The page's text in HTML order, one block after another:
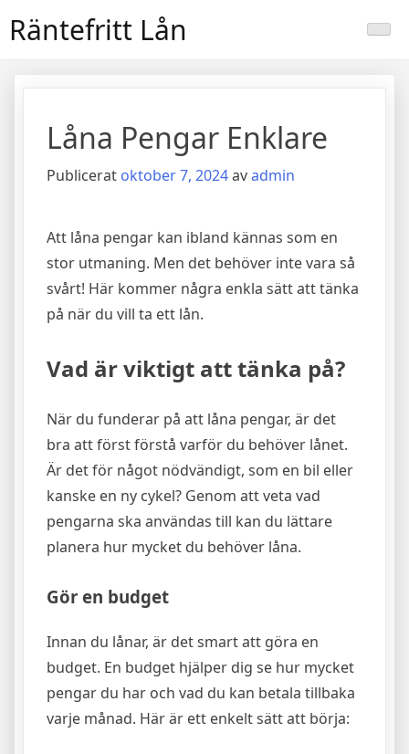
tillRäntefritt Lån
Låna Pengar Enklare
Publicerat oktober 7, 2024avadmin
Att låna pengar kan ibland kännas som en
stor utmaning. Men det behöver inte vara så
svårt! Här kommer några enkla sätt att tänka
på när du vill ta ett lån.
Vad är viktigt att tänka på?
När du funderar på att låna pengar, är det
bra att först förstå varför du behöver lånet.
Är det för något nödvändigt, som en bil eller
kanske en ny cykel? Genom att veta vad
pengarna ska användas till kan du lättare
planera hur mycket du behöver låna.
Gör en budget
Innan du lånar, är det smart att göra en
budget. En budget hjälper dig se hur mycket
pengar du har och vad du kan betala tillbaka
varje månad. Här är ett enkelt sätt att börja: